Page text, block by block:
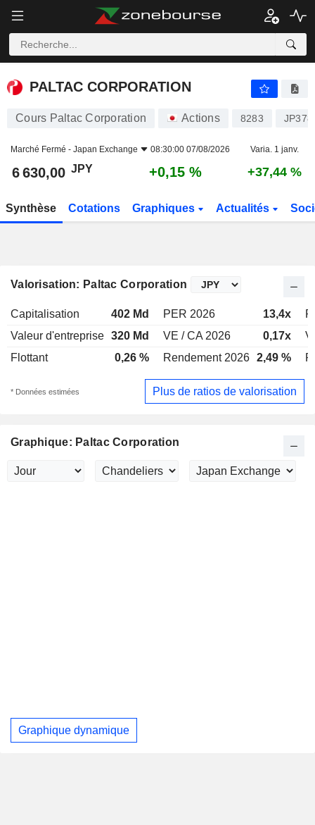
PALTAC CORPORATION
PALTAC CORPORATION
Cours Paltac Corporation Actions 8283
Marché Fermé - Japan Exchange 08:30:00 07/08/2026 Varia. 1 janv.
6 630,00 JPY +0,15 % +37,44 %
Synthèse Cotations Graphiques Actualités
Valorisation: Paltac Corporation
Capitalisation 402 Md PER 2026 13,4x
Valeur d'entreprise 320 Md VE / CA 2026 0,17x
Flottant
0,26 % Rendement 2026 2,49 %
* Données estimées Plus de ratios de valorisation
Graphique: Paltac Corporation
Graphique dynamique